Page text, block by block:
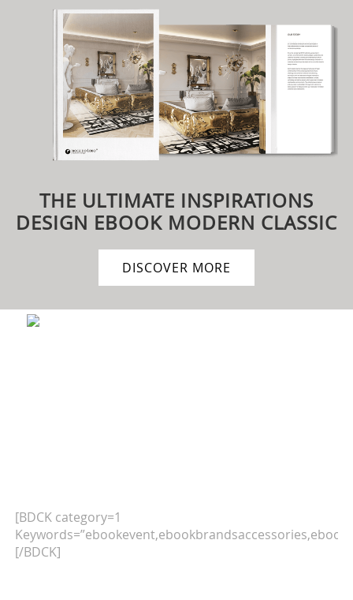
THE ULTIMATE INSPIRATIONS
DESIGN EBOOK MODERN CLASSIC
DISCOVER MORE
[BDCK category=1
[/BDCK]